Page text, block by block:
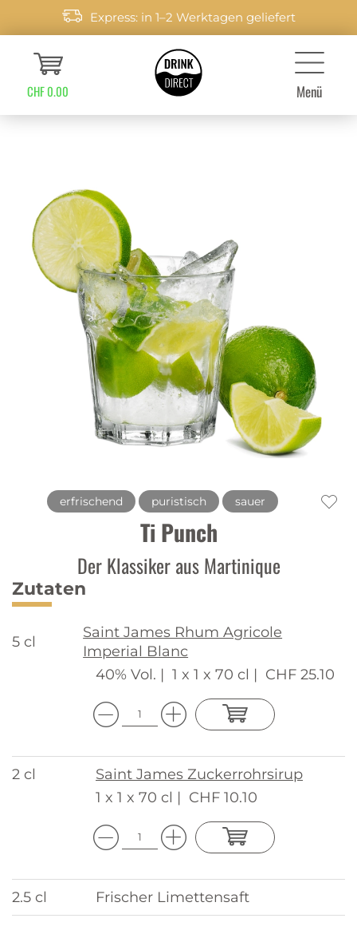
Express: in 1–2 Werktagen geliefert
CHF 0.00 Menü
erfrischend puristisch sauer
Ti Punch
Der Klassiker aus Martinique
Zutaten
5 cl
Saint James Rhum Agricole
Imperial Blanc
40% Vol. | 1 x 1 x 70 cl | CHF 25.10
2 cl
Saint James Zuckerrohrsirup
1 x 1 x 70 cl | CHF 10.10
2.5 cl Frischer Limettensaft